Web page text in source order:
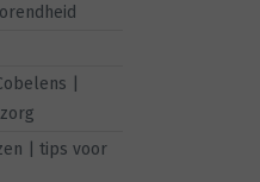
|
| tips voor